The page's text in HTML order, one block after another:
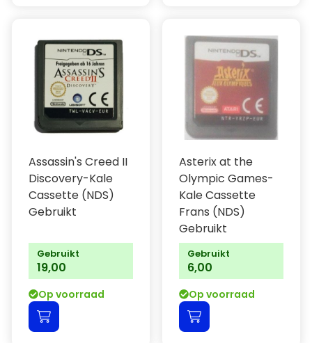
Assassin's Creed II
Discovery-Kale
Cassette (NDS)
Gebruikt
Gebruikt
19,00
Op voorraad
Asterix at the
Olympic Games-
Kale Cassette
Frans (NDS)
Gebruikt
Gebruikt
6,00
Op voorraad